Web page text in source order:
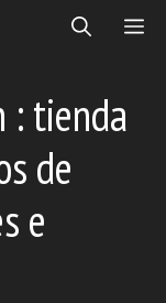
: tienda
de
e